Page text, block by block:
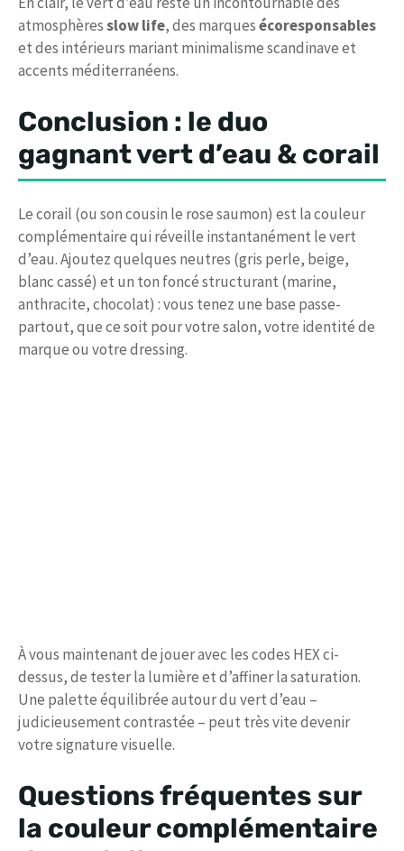
atmosphèresslow life, des marquesécoresponsables
et des intérieurs mariant minimalisme scandinave et
accents méditerranéens.
Conclusion : le duo
gagnant vert d’eau & corail
Le corail (ou son cousin le rose saumon) est la couleur
complémentaire qui réveille instantanément le vert
d’eau. Ajoutez quelques neutres (gris perle, beige,
blanc cassé) et un ton foncé structurant (marine,
anthracite, chocolat) : vous tenez une base passe-
partout, que ce soit pour votre salon, votre identité de
marque ou votre dressing.
À vous maintenant de jouer avec les codes HEX ci-
dessus, de tester la lumière et d’affiner la saturation.
Une palette équilibrée autour du vert d’eau –
judicieusement contrastée – peut très vite devenir
votre signature visuelle.
Questions fréquentes sur
la couleur complémentaire